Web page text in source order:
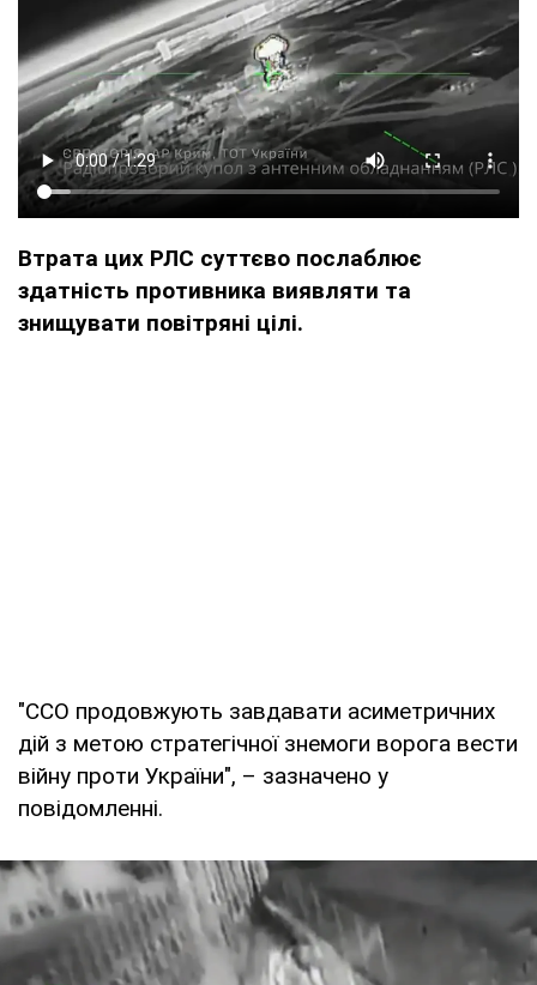
Втрата цих РЛС суттєво послаблює
здатність противника виявляти та
знищувати повітряні цілі.
"ССО продовжують завдавати асиметричних
дій з метою стратегічної знемоги ворога вести
війну проти України", – зазначено у
повідомленні.